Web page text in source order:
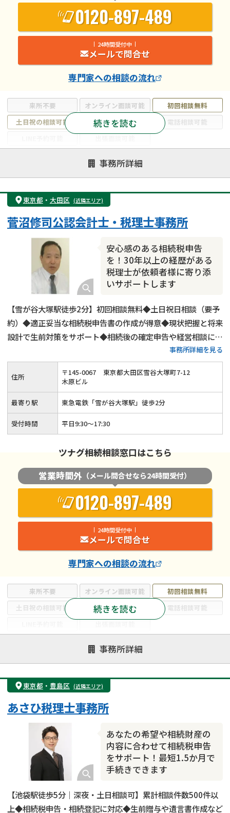
来所不要 オンライン面談可能
初回相談無料
土日祝の相談可能
19時以降電話可能
電話相談可能
遺言書作成・遺言執行
相続放棄
相続登記
遺産分割
遺留分侵害額請求
相続税申告
相続手続き
銀行手続き
成年後見・任意後見
贈与税
生前対策
相続人調査
相続財産調査
相続トラブル
続きを読む
0120-897-489
24時間受付中
メールで問合せ
専門家への相談の流れ
事務所詳細
東京都 ・ 大田区 (近隣エリア)
安心感のある相続税申告
を！30年以上の経歴がある
税理士が依頼者様に寄り添
いサポートします
菅沼修司公認会計士・税理士事務所
【雪が谷大塚駅徒歩2分】初回相談無料◆土日祝日相談（要予
約）◆適正妥当な相続税申告書の作成が得意◆現状把握と将来
設計で生前対策をサポート◆相続後の確定申告や経営相談にも
対応可能◆ベテラン税理士が相談から申告後のフォローまで対
応します。まずは相続税に関するお悩みをお聞かせください。
事務所詳細を見る
来所不要 オンライン面談可能
初回相談無料
土日祝の相談可能
19時以降電話可能
電話相談可能
遺言書作成・遺言執行
相続放棄
相続登記
遺産分割
遺留分侵害額請求
相続税申告
相続手続き
銀行手続き
成年後見・任意後見
贈与税
相続人調査
相続トラブル
続きを読む
住所 〒145-0067
東京都大田区雪谷大塚町7-12
木原ビル
最寄り駅 東急電鉄「雪が谷大塚駅」徒歩2分
受付時間 平日9:30～17:30
ツナグ相続相談窓口はこちら
営業時間外 （メール問合せなら24時間受付）
0120-897-489
24時間受付中
メールで問合せ
専門家への相談の流れ
事務所詳細
東京都 ・ 豊島区 (近隣エリア)
あなたの希望や相続財産の
内容に合わせて相続税申告
をサポート！最短1.5か月で
手続きできます
あさひ税理士事務所
【池袋駅徒歩5分｜深夜・土日相談可】累計相談件数500件以
上◆相続税申告・相続登記に対応◆生前贈与や遺言書作成など